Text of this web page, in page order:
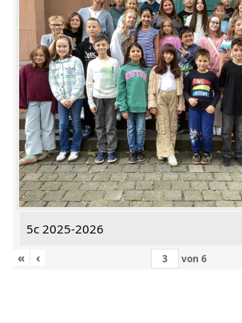
5c 2025-2026
«
‹ von 6